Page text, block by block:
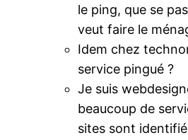
le ping, que se
veut faire le
Idem chez
service pingué ?
Je suis
beaucoup de
sites sont